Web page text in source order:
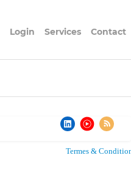
Login Services Contact
Termes &